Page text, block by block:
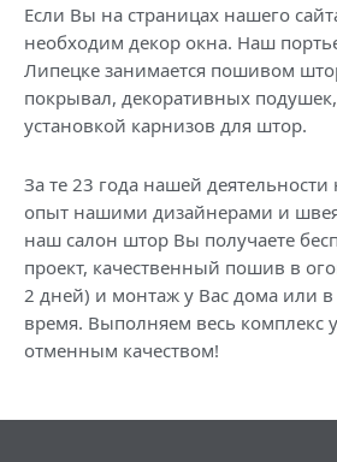
Если Вы на страницах нашего
необходим декор окна. Наш
Липецке занимается пошивом
покрывал, декоративных
установкой карнизов для штор.
За те 23 года нашей
опыт нашими дизайнерами и
наш салон штор Вы получаете
проект, качественный пошив в
2 дней) и монтаж у Вас дома или
время. Выполняем весь комплекс
отменным качеством!